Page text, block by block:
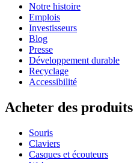
Notre histoire
Emplois
Investisseurs
Blog
Presse
Développement durable
Recyclage
Accessibilité
Acheter des produits
Souris
Claviers
Casques et écouteurs